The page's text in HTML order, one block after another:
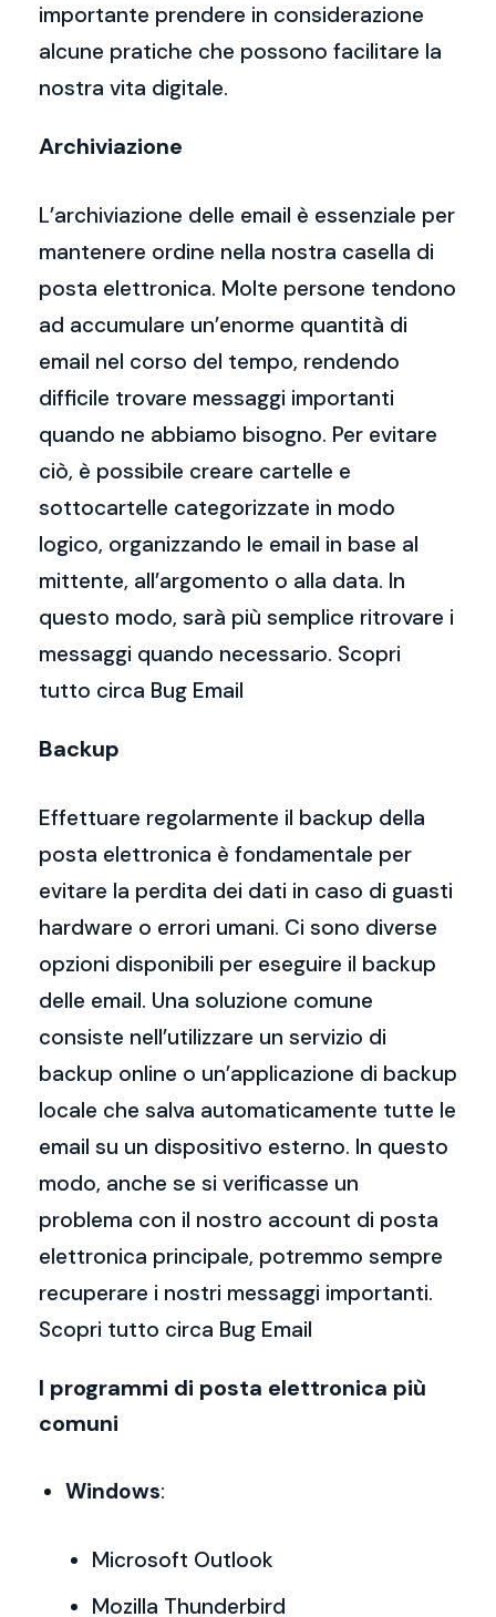
importante prendere in considerazione
alcune pratiche che possono facilitare la
nostra vita digitale.
Archiviazione
L’archiviazione delle email è essenziale per
mantenere ordine nella nostra casella di
posta elettronica. Molte persone tendono
ad accumulare un’enorme quantità di
email nel corso del tempo, rendendo
difficile trovare messaggi importanti
quando ne abbiamo bisogno. Per evitare
ciò, è possibile creare cartelle e
sottocartelle categorizzate in modo
logico, organizzando le email in base al
mittente, all’argomento o alla data. In
questo modo, sarà più semplice ritrovare i
messaggi quando necessario. Scopri
tutto circa Bug Email
Backup
Effettuare regolarmente il backup della
posta elettronica è fondamentale per
evitare la perdita dei dati in caso di guasti
hardware o errori umani. Ci sono diverse
opzioni disponibili per eseguire il backup
delle email. Una soluzione comune
consiste nell’utilizzare un servizio di
backup online o un’applicazione di backup
locale che salva automaticamente tutte le
email su un dispositivo esterno. In questo
modo, anche se si verificasse un
problema con il nostro account di posta
elettronica principale, potremmo sempre
recuperare i nostri messaggi importanti.
Scopri tutto circa Bug Email
I programmi di posta elettronica più
comuni
Windows:
Microsoft Outlook
Mozilla Thunderbird